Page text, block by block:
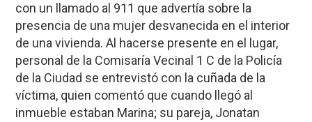
con un llamado al 911 que advertía sobre la
presencia de una mujer desvanecida en el interior
de una vivienda. Al hacerse presente en el lugar,
personal de la Comisaría Vecinal 1 C de la Policía
de la Ciudad se entrevistó con la cuñada de la
víctima, quien comentó que cuando llegó al
inmueble estaban Marina; su pareja, Jonatan